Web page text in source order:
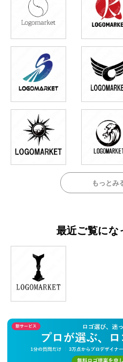
もっとみ
最近ご覧に